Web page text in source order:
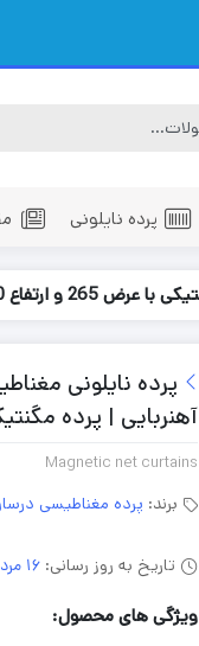
پرده نایلونی
آهنربایی | پرده
Magnetic net curtains
برند: پرده مغناطیسی
تاریخ به روز رسانی:16 مرداد 1405
ویژگی های محصول: